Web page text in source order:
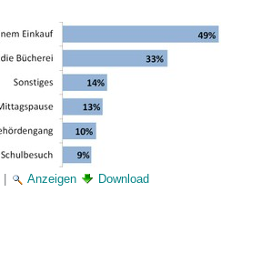
Anzeigen Download